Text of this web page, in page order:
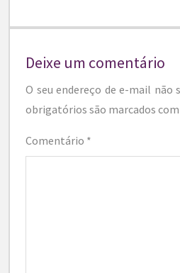
Deixe um comentário
O seu endereço de e-mail não
obrigatórios são marcados com
Comentário *